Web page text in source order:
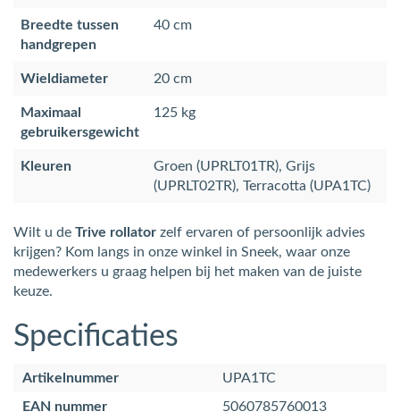
Breedte tussen
handgrepen
40 cm
Wieldiameter 20 cm
Maximaal
gebruikersgewicht
125 kg
Kleuren
Groen (UPRLT01TR), Grijs
(UPRLT02TR), Terracotta (UPA1TC)
Wilt u de Trive rollator zelf ervaren of persoonlijk advies
krijgen? Kom langs in onze winkel in Sneek, waar onze
medewerkers u graag helpen bij het maken van de juiste
keuze.
Specificaties
Artikelnummer
UPA1TC
EAN nummer
5060785760013